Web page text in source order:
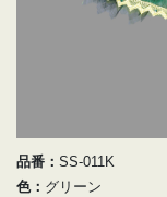
品番： SS-011K
色： グリーン